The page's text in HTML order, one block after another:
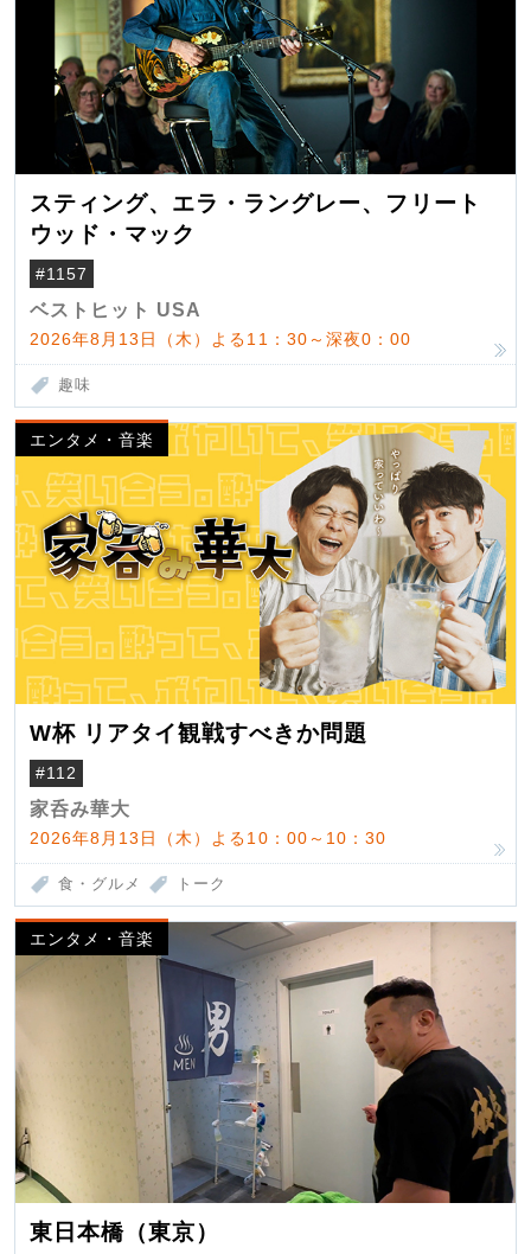
スティング、エラ・ラングレー、フリート
ウッド・マック
#1157
ベストヒット USA
2026年8月13日（木）よる11：30～深夜0：00
趣味
エンタメ・音楽
W杯 リアタイ観戦すべきか問題
#112
家呑み華大
2026年8月13日（木）よる10：00～10：30
食・グルメ トーク
エンタメ・音楽
東日本橋（東京）